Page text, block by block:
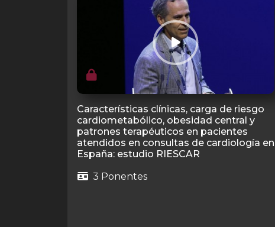
Características clínicas, carga de riesgo
cardiometabólico, obesidad central y
patrones terapéuticos en pacientes
atendidos en consultas de cardiología en
España: estudio RIESCAR
3 Ponentes